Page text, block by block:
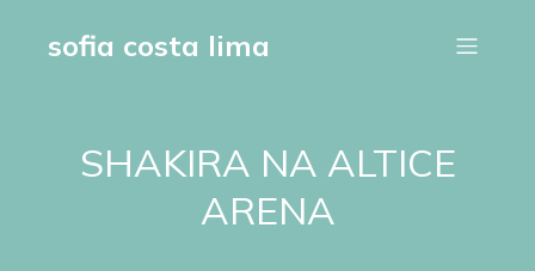
sofia costa lima
SHAKIRA NA ALTICE
ARENA